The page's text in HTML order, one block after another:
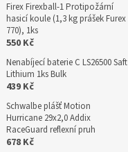
Firex Firexball-1 Protipožární
hasicí koule (1,3 kg prášek Furex
770), 1ks
550 Kč
Nenabíjecí baterie C LS26500 Saft
Lithium 1ks Bulk
439 Kč
Schwalbe plášť Motion
Hurricane 29x2,0 Addix
RaceGuard reflexní pruh
678 Kč